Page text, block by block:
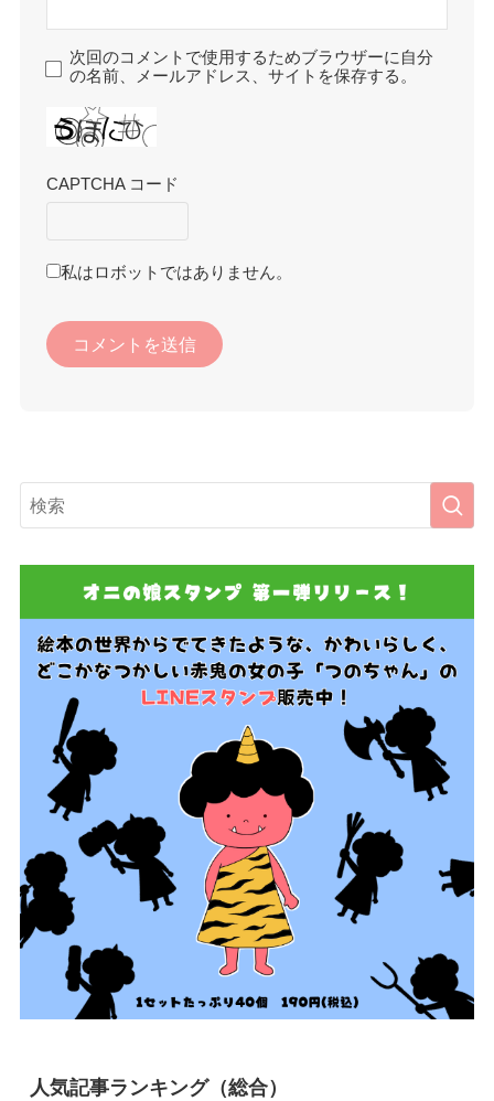
次回のコメントで使用するためブラウザーに自分
の名前、メールアドレス、サイトを保存する。
CAPTCHA コード
私はロボットではありません。
人気記事ランキング（総合）